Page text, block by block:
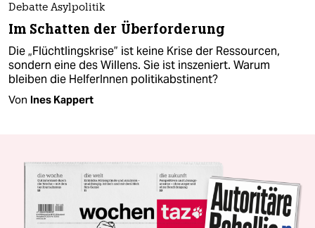
Debatte Asylpolitik
Im Schatten der Überforderung
Die „Flüchtlingskrise” ist keine Krise der Ressourcen,
sondern eine des Willens. Sie ist inszeniert. Warum
bleiben die HelferInnen politikabstinent?
Von Ines Kappert